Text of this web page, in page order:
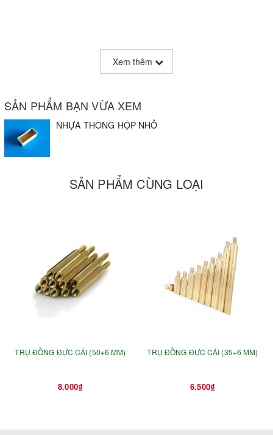
Xem thêm
SẢN PHẨM BẠN VỪA XEM
NHỰA THÔNG HỘP NHỎ
SẢN PHẨM CÙNG LOẠI
TRỤ ĐỒNG ĐỰC CÁI (50+6 MM)
8.000₫
TRỤ ĐỒNG ĐỰC CÁI (35+6 MM)
6.500₫